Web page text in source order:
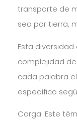
transporte de
sea por tierra,
Esta
complejidad
cada palabra
específico
Carga: Este